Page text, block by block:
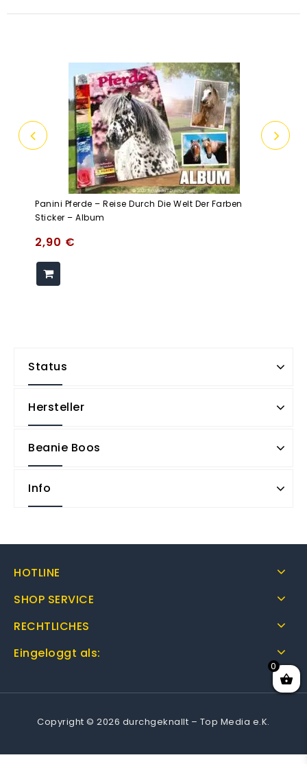
Panini Pferde – Reise Durch Die Welt Der Farben
Sticker – Album
2,90 €
Status
Hersteller
Beanie Boos
Info
HOTLINE
SHOP SERVICE
RECHTLICHES
Eingeloggt als:
Copyright © 2026 durchgeknallt – Top Media e.K.
0